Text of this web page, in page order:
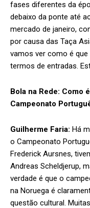
fases diferentes da
debaixo da ponte até
mercado de janeiro,
por causa das Taça
vamos ver como é
termos de entradas.
Bola na Rede: Como
Campeonato
Guilherme Faria: Há
o Campeonato
Frederick Aursnes,
Andreas Scheldjerup,
verdade é que o
na Noruega é
questão cultural.